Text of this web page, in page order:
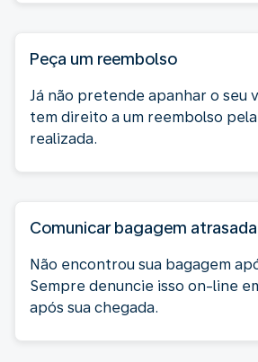
Peça um reembolso
Já não pretende apanhar o seu
tem direito a um reembolso
realizada.
Comunicar bagagem atrasada
Não encontrou sua bagagem
Sempre denuncie isso on-line
após sua chegada.